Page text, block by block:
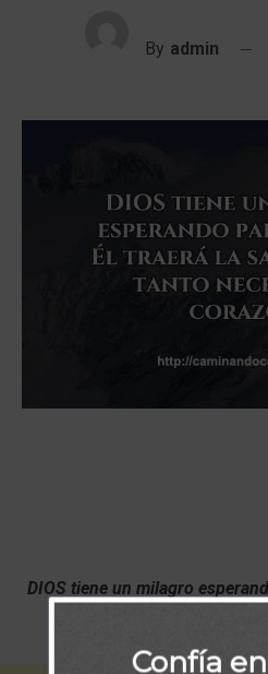
By admin
DIOS tiene un milagro
Confía